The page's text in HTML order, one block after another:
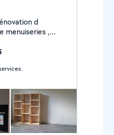
d
menuiseries ,